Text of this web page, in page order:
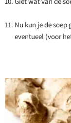
Nu kun je de
eventueel (voor